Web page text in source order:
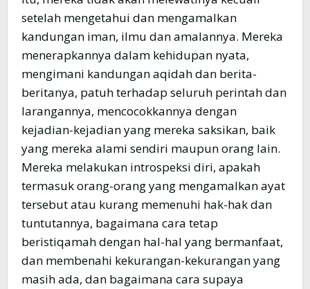
setelah mengetahui dan mengamalkan
kandungan iman, ilmu dan amalannya. Mereka
menerapkannya dalam kehidupan nyata,
mengimani kandungan aqidah dan berita-
beritanya, patuh terhadap seluruh perintah dan
larangannya, mencocokkannya dengan
kejadian-kejadian yang mereka saksikan, baik
yang mereka alami sendiri maupun orang lain.
Mereka melakukan introspeksi diri, apakah
termasuk orang-orang yang mengamalkan ayat
tersebut atau kurang memenuhi hak-hak dan
tuntutannya, bagaimana cara tetap
beristiqamah dengan hal-hal yang bermanfaat,
dan membenahi kekurangan-kekurangan yang
masih ada, dan bagaimana cara supaya